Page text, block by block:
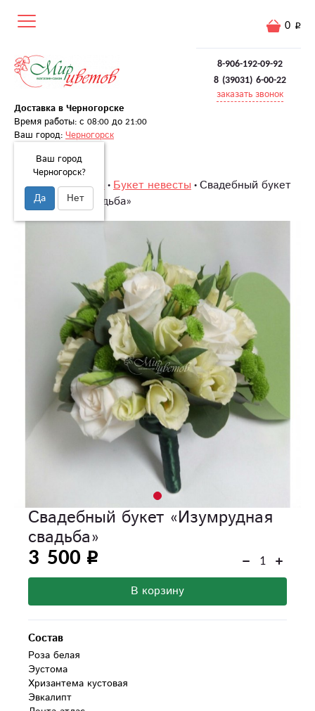
8-906-192-09-92
8 (39031) 6-00-22
заказать звонок
Доставка в Черногорске
Время работы: с 08:00 до 21:00
Ваш город: Черногорск
Ваш город
Черногорск?
Да Нет
0
Главная Свадьба Букет невесты Свадебный букет
«Изумрудная свадьба»
Свадебный букет «Изумрудная
свадьба»
3 500
В корзину
Состав
Роза белая
Эустома
Хризантема кустовая
Эвкалипт